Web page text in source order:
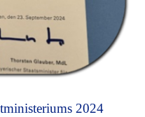
2024